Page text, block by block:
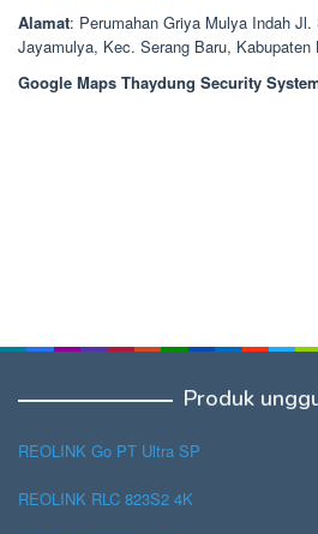
Alamat: Perumahan Griya Mulya Indah
Jayamulya, Kec. Serang Baru,
Google Maps Thaydung Security
Produk
REOLINK Go PT Ultra SP
REOLINK RLC 823S2 4K